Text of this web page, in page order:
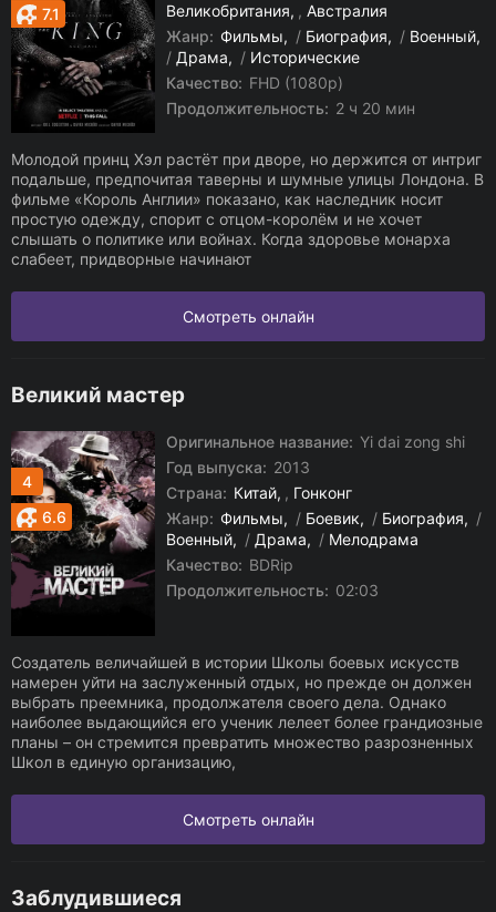
7.1
Великобритания , Австралия
Жанр: Фильмы / Биография / Военный
/ Драма / Исторические
Качество: FHD (1080p)
Продолжительность: 2 ч 20 мин
Молодой принц Хэл растёт при дворе, но держится от интриг
подальше, предпочитая таверны и шумные улицы Лондона. В
фильме «Король Англии» показано, как наследник носит
простую одежду, спорит с отцом-королём и не хочет
слышать о политике или войнах. Когда здоровье монарха
слабеет, придворные начинают
Смотреть онлайн
Великий мастер
4
6.6
Оригинальное название: Yi dai zong shi
Год выпуска: 2013
Страна: Китай , Гонконг
Жанр: Фильмы / Боевик / Биография
/
Военный
/ Драма / Мелодрама
Качество: BDRip
Продолжительность: 02:03
Создатель величайшей в истории Школы боевых искусств
намерен уйти на заслуженный отдых, но прежде он должен
выбрать преемника, продолжателя своего дела. Однако
наиболее выдающийся его ученик лелеет более грандиозные
планы – он стремится превратить множество разрозненных
Школ в единую организацию,
Смотреть онлайн
Заблудившиеся